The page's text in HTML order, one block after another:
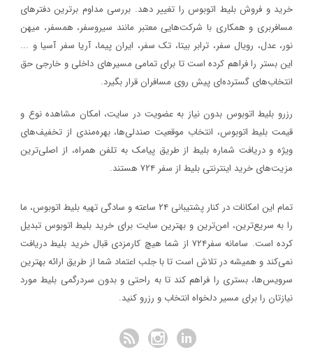
خرید و فروش بلیط اتوبوس را تغییر دهد. بررسی مداوم برترین دفترهای
مسافربری و همکاری با شرکت‌هایی معتبر مانند سیروسفر، همسفر، میهن‌
نور، عدل، رویال سفر، ترابر بیتا، تک سفر، ایران پیما، آریا سفر آسیا و ...
این بستر را فراهم کرده است تا برای تمامی مسیرهای داخلی و خارجی حق
انتخاب‌های گسترده‌ای پیش روی مسافران قرار بگیرد.
رزرو بلیط اتوبوس بدون نیاز به عضویت در سایت، امکان مشاهده نوع و
قیمت بلیط اتوبوس، انتخاب موقعیت صندلی‌ها، بهره‌مندی از تخفیف‌های
ویژه و دریافت شماره‌ بلیط از طریق پیامک به تلفن همراه، از اصلی‌ترین
مزیت‌های خرید اینترنتی بلیط از سفر ۷۲۴ هستند.
تمام این امکانات در کنار پشتیبانی‌ ۲۴ ساعته و سادگی تهیه بلیط اتوبوس، ما
را به سریع‌ترین، امن‌ترین و بهترین سایت برای خرید بلیط اتوبوس تبدیل
کرده است. سامانه سفر۷۲۴ از شما هیچ کارمزدی قبال خرید بلیط دریافت
نمی‌کند و همیشه در تلاش است تا با جلب اعتماد شما از طریق ارائه بهترین
سرویس‌ها، بستری را فراهم کند تا به راحتی و بدون سردرگمی بلیط مورد
نیازتان را برای مسیر دلخواه انتخاب و رزرو کنید.